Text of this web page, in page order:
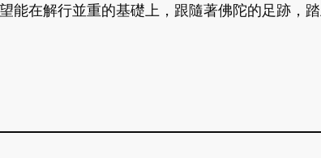
能在解行並重的基礎上，跟隨著佛陀的足跡，